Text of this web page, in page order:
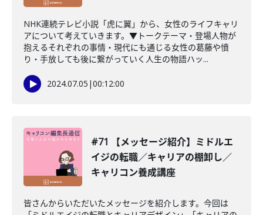
NHK連続テレビ小説「虎に翼」から、女性のライフキャリ
アについて考えていきます。▼トークテーマ・登場人物が
抱えるそれぞれの事情・現代にも通じる女性の葛藤や憤
り・手放しても後に繋がっていく人生の物語ハッ...
2024.07.05 |00:12:00
#71 【メッセージ紹介】ミドルエ
イジの転職／キャリアの棚卸し／
キャリコン養成講座
皆さんからいただいたメッセージを紹介します。今回は